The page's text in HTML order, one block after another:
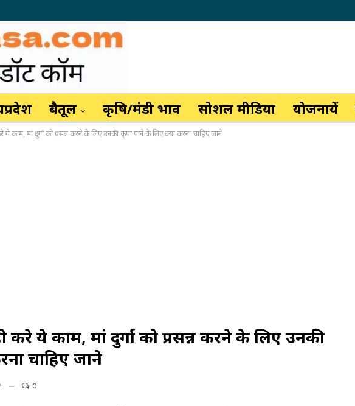
बैतूल कृषि/मंडी भाव सोशल मीडिया योजनायें
ये काम, मां दुर्गा को प्रसन्न करने के लिए उनकी कृपा पाने के लिए क्या करना चाहिए जाने
करे ये काम, मां दुर्गा को प्रसन्न करने के लिए उनकी
चाहिए जाने
0